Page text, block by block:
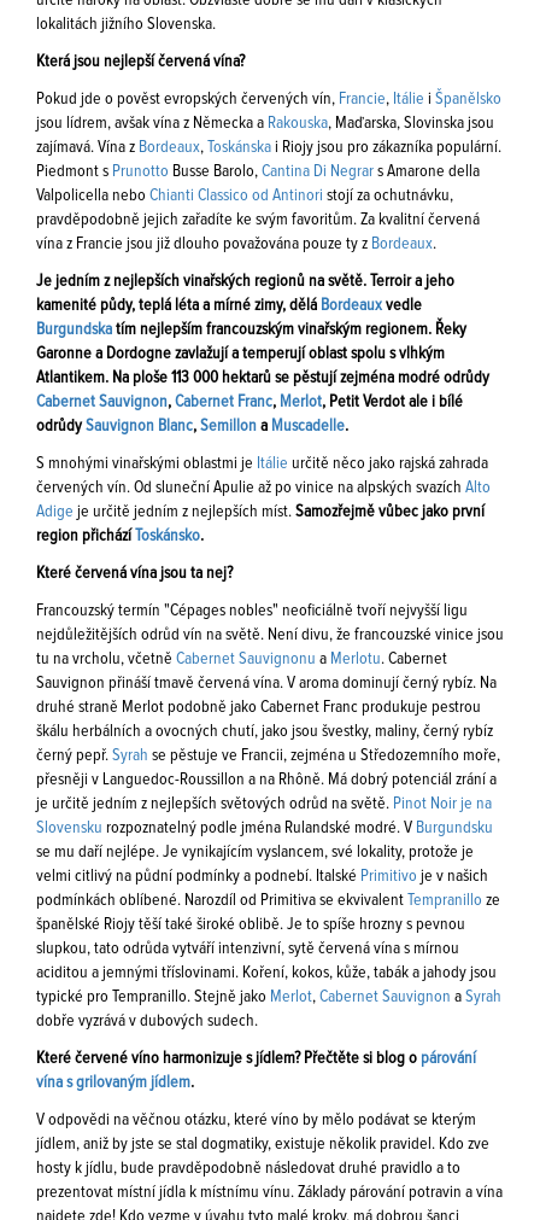
lokalitách jižního Slovenska.
Která jsou nejlepší červená vína?
Pokud jde o pověst evropských červených vín, Francie, Itálie i Španělsko
jsou lídrem, avšak vína z Německa a Rakouska, Maďarska, Slovinska jsou
zajímavá. Vína z Bordeaux, Toskánska i Riojy jsou pro zákazníka populární.
Piedmont s Prunotto Busse Barolo, Cantina Di Negrar s Amarone della
Valpolicella nebo Chianti Classico od Antinori stojí za ochutnávku,
pravděpodobně jejich zařadíte ke svým favoritům. Za kvalitní červená
vína z Francie jsou již dlouho považována pouze ty z Bordeaux.
Je jedním z nejlepších vinařských regionů na světě. Terroir a jeho
kamenité půdy, teplá léta a mírné zimy, dělá Bordeaux vedle
Burgundska tím nejlepším francouzským vinařským regionem. Řeky
Garonne a Dordogne zavlažují a temperují oblast spolu s vlhkým
Atlantikem. Na ploše 113 000 hektarů se pěstují zejména modré odrůdy
Cabernet Sauvignon, Cabernet Franc, Merlot, Petit Verdot ale i bílé
odrůdySauvignon Blanc, Semillon a Muscadelle.
S mnohými vinařskými oblastmi je Itálie určitě něco jako rajská zahrada
červených vín. Od sluneční Apulie až po vinice na alpských svazích Alto
Adige je určitě jedním z nejlepších míst. Samozřejmě vůbec jako první
region přichází Toskánsko.
Které červená vína jsou ta nej?
Francouzský termín "Cépages nobles" neoficiálně tvoří nejvyšší ligu
nejdůležitějších odrůd vín na světě. Není divu, že francouzské vinice jsou
tu na vrcholu, včetně Cabernet Sauvignonu a Merlotu. Cabernet
Sauvignon přináší tmavě červená vína. V aroma dominují černý rybíz. Na
druhé straně Merlot podobně jako Cabernet Franc produkuje pestrou
škálu herbálních a ovocných chutí, jako jsou švestky, maliny, černý rybíz
černý pepř. Syrah se pěstuje ve Francii, zejména u Středozemního moře,
přesněji v Languedoc-Roussillon a na Rhôně. Má dobrý potenciál zrání a
je určitě jedním z nejlepších světových odrůd na světě. Pinot Noir je na
Slovensku rozpoznatelný podle jména Rulandské modré. V Burgundsku
se mu daří nejlépe. Je vynikajícím vyslancem, své lokality, protože je
velmi citlivý na půdní podmínky a podnebí. Italské Primitivo je v našich
podmínkách oblíbené. Narozdíl od Primitiva se ekvivalent Tempranillo ze
španělské Riojy těší také široké oblibě. Je to spíše hrozny s pevnou
slupkou, tato odrůda vytváří intenzivní, sytě červená vína s mírnou
aciditou a jemnými tříslovinami. Koření, kokos, kůže, tabák a jahody jsou
typické pro Tempranillo. Stejně jako Merlot, Cabernet Sauvignon a Syrah
dobře vyzrává v dubových sudech.
Které červené víno harmonizuje s jídlem? Přečtěte si blog o párování
vína s grilovaným jídlem.
V odpovědi na věčnou otázku, které víno by mělo podávat se kterým
jídlem, aniž by jste se stal dogmatiky, existuje několik pravidel. Kdo zve
hosty k jídlu, bude pravděpodobně následovat druhé pravidlo a to
prezentovat místní jídla k místnímu vínu. Základy párování potravin a vína
najdete zde! Kdo vezme v úvahu tyto malé kroky, má dobrou šanci